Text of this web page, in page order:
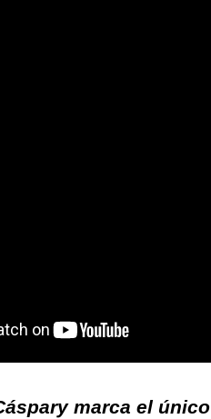
marca el